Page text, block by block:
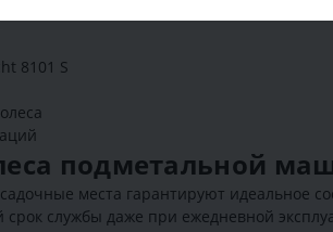
8101 S
подметальной
места гарантируют идеальное
службы даже при ежедневной